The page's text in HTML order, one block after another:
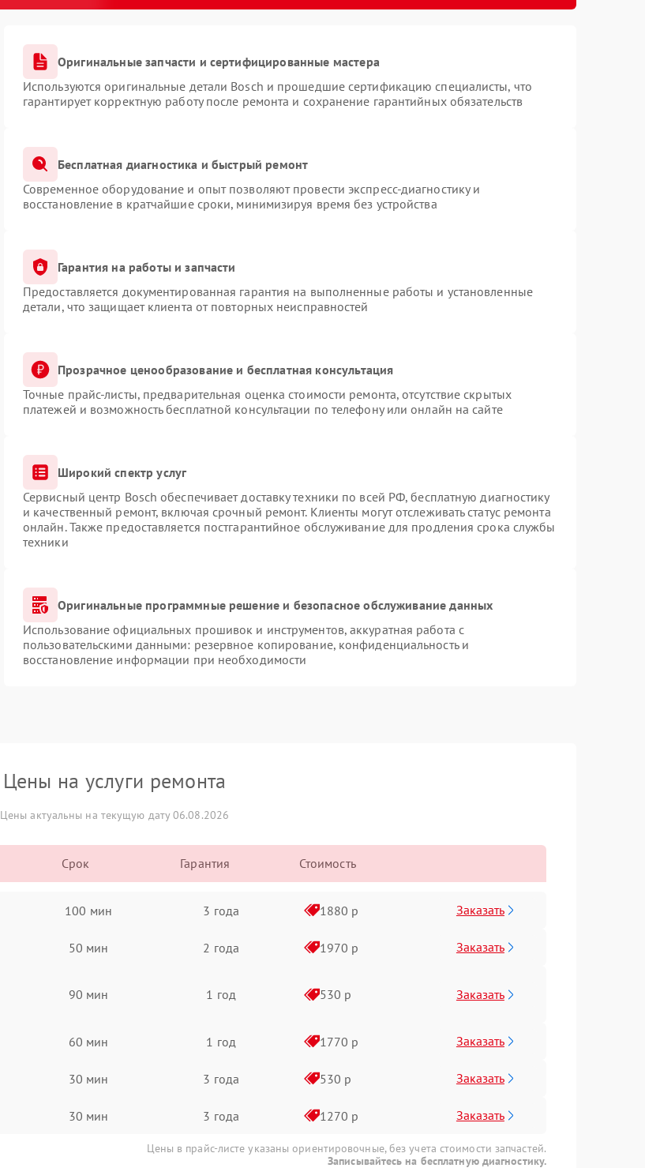
Оригинальные запчасти и сертифицированные мастера
Используются оригинальные детали Bosch и прошедшие сертификацию специалисты, что
гарантирует корректную работу после ремонта и сохранение гарантийных обязательств
Бесплатная диагностика и быстрый ремонт
Современное оборудование и опыт позволяют провести экспресс-диагностику и
восстановление в кратчайшие сроки, минимизируя время без устройства
Гарантия на работы и запчасти
Предоставляется документированная гарантия на выполненные работы и установленные
детали, что защищает клиента от повторных неисправностей
Прозрачное ценообразование и бесплатная консультация
Точные прайс-листы, предварительная оценка стоимости ремонта, отсутствие скрытых
платежей и возможность бесплатной консультации по телефону или онлайн на сайте
Широкий спектр услуг
Сервисный центр Bosch обеспечивает доставку техники по всей РФ, бесплатную диагностику
и качественный ремонт, включая срочный ремонт. Клиенты могут отслеживать статус ремонта
онлайн. Также предоставляется постгарантийное обслуживание для продления срока службы
техники
Оригинальные программные решение и безопасное обслуживание данных
Использование официальных прошивок и инструментов, аккуратная работа с
пользовательскими данными: резервное копирование, конфиденциальность и
восстановление информации при необходимости
Цены на услуги ремонта
Цены актуальны на текущую дату 06.08.2026
Срок Гарантия Стоимость
100 мин 3 года 1880 р Заказать
50 мин 2 года 1970 р Заказать
90 мин 1 год 530 р Заказать
60 мин 1 год 1770 р Заказать
30 мин 3 года 530 р Заказать
30 мин 3 года 1270 р Заказать
Цены в прайс-листе указаны ориентировочные, без учета стоимости запчастей.
Записывайтесь на бесплатную диагностику.